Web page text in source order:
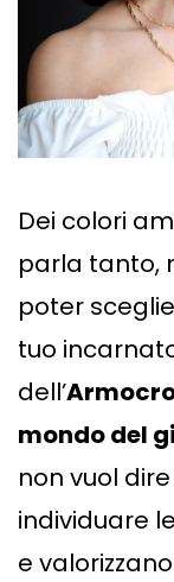
Dei colori
parla tanto,
poter
tuo
dell’
mondo del
non vuol
individuare
e